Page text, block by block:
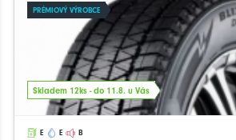
PRÉMIOVÝ VÝROBCE
Skladem 12ks - do 11.8. u Vás
E E B